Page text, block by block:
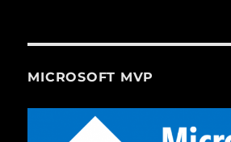
MICROSOFT MVP